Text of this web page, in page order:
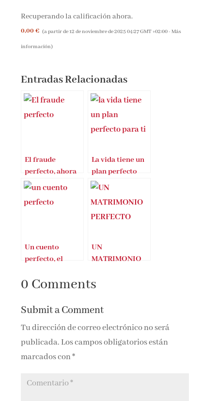
Recuperando la calificación ahora.
0,00 € (a partir de 12 de noviembre de 2025 04:27 GMT +02:00 -Más
información)
Entradas Relacionadas
El fraude
perfecto, ahora
en AUDIOLIBRO
La vida tiene un
plan perfecto
para ti
Un cuento
perfecto, el
Elisabet
UN
MATRIMONIO
PAUL PEN
0 Comments
Submit a Comment
Tu dirección de correo electrónico no será
publicada. Los campos obligatorios están
marcados con*